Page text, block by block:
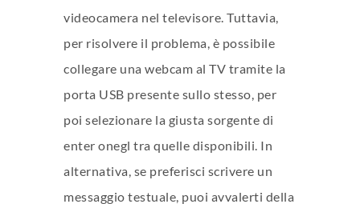
videocamera nel televisore. Tuttavia,
per risolvere il problema, è possibile
collegare una webcam al TV tramite la
porta USB presente sullo stesso, per
poi selezionare la giusta sorgente di
enter onegl tra quelle disponibili. In
alternativa, se preferisci scrivere un
messaggio testuale, puoi avvalerti della